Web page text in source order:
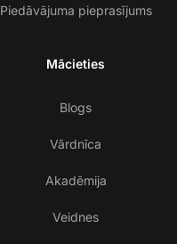
Piedāvājuma pieprasījums
Mācieties
Blogs
Vārdnīca
Akadēmija
Veidnes